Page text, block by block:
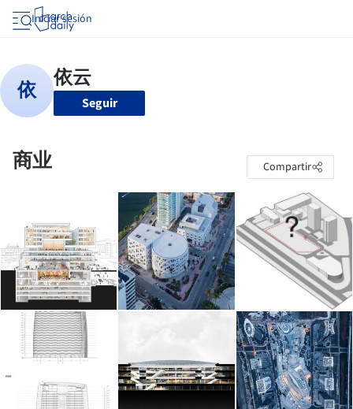
Iniciar sesión
Seguir
商业 Compartir